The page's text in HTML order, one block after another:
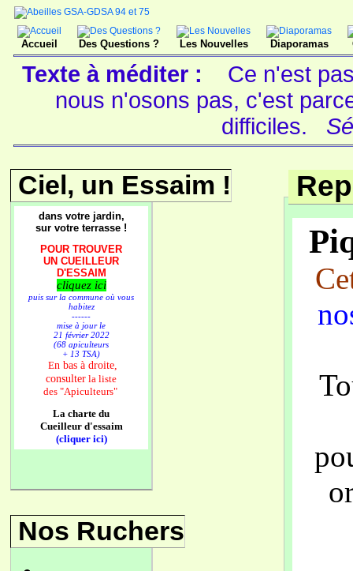
Accueil Des Questions ? Les Nouvelles Diaporamas
Texte à méditer :
Ce n'est
nous n'osons pas, c'est
difficiles.
Ciel, un Essaim !
dans votre jardin,
sur votre terrasse !
POUR TROUVER
UN CUEILLEUR
D'ESSAIM
cliquez ici
puis sur la commune où vous
habitez
------
mise à jour le
21 février 2022
(68 apiculteurs
+ 13 TSA)
En bas à droite,
consulter la liste
des "Apiculteurs"
La charte du
Cueilleur d'essaim
(cliquer ici)
Nos Ruchers